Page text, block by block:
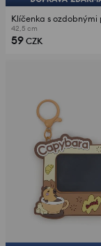
Klíčenka s ozdobnými
42,5 cm
59 CZK